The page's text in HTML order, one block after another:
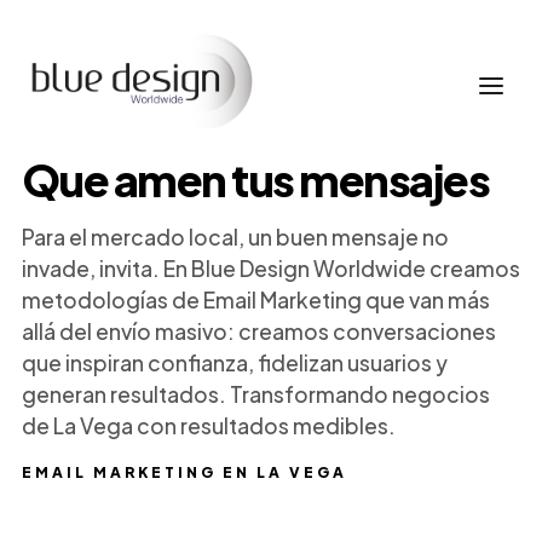
EMAIL MARKETING EN LA VEGA
Que amen tus mensajes
Para el mercado local, un buen mensaje no
invade, invita. En Blue Design Worldwide creamos
metodologías de Email Marketing que van más
allá del envío masivo: creamos conversaciones
que inspiran confianza, fidelizan usuarios y
generan resultados. Transformando negocios
de La Vega con resultados medibles.